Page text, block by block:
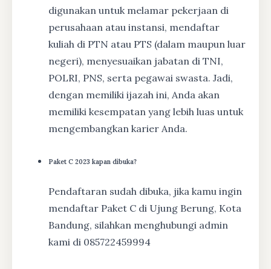
digunakan untuk melamar pekerjaan di
perusahaan atau instansi, mendaftar
kuliah di PTN atau PTS (dalam maupun luar
negeri), menyesuaikan jabatan di TNI,
POLRI, PNS, serta pegawai swasta. Jadi,
dengan memiliki ijazah ini, Anda akan
memiliki kesempatan yang lebih luas untuk
mengembangkan karier Anda.
Paket C 2023 kapan dibuka?
Pendaftaran sudah dibuka, jika kamu ingin
mendaftar Paket C di Ujung Berung, Kota
Bandung, silahkan menghubungi admin
kami di 085722459994